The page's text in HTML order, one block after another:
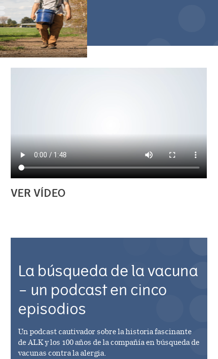
VER VÍDEO
La búsqueda de la vacuna
– un podcast en cinco
episodios
Un podcast cautivador sobre la historia fascinante
de ALK y los 100 años de la compañía en búsqueda de
vacunas contra la alergia.